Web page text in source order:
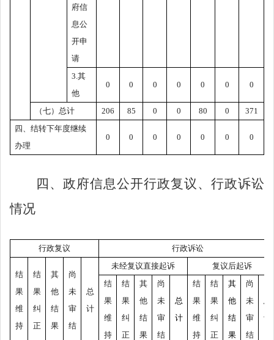
府信
息公
开申
请
3.其
他
0 0 0 0 0 0 0
（七）总计 206 85 0 0 80 0
371
四、结转下年度继续
办理
0 0 0 0 0 0 0
四、政府信息公开行政复议、行政诉讼
情况
行政复议 行政诉讼
结
果
维
持
结
果
纠
正
其
他
结
果
尚
未
审
结
总
计
未经复议直接起诉
复议后起诉
结
果
维
持
结
果
纠
正
其
他
结
果
尚
未
审
结
总
计
结
果
维
持
结
果
纠
正
其
他
结
果
尚
未
审
结
计